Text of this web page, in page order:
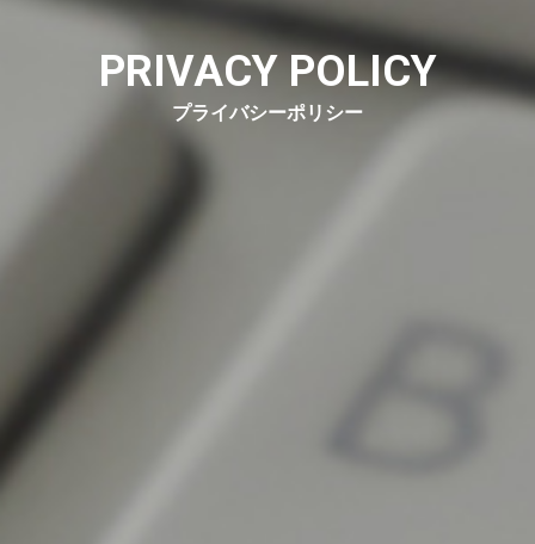
PRIVACY POLICY
プライバシーポリシー